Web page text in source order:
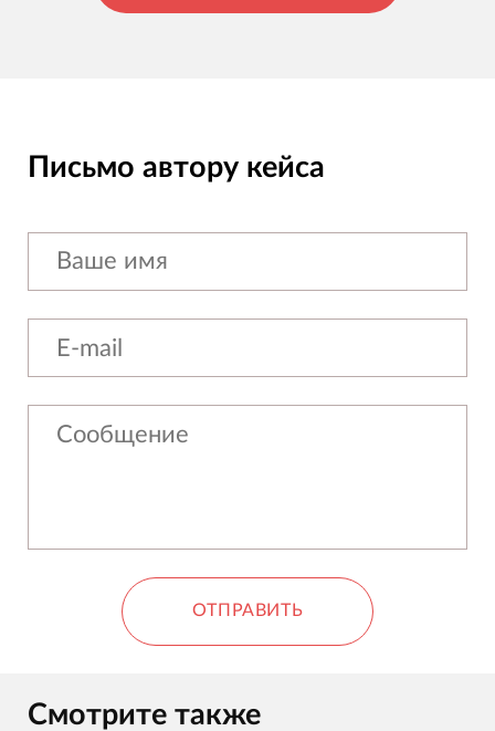
Письмо автору кейса
ОТПРАВИТЬ
Смотрите также